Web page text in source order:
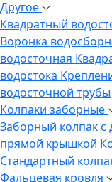
Другое
Квадратный
Воронка
водосточная
водостока
водосточной трубы
Колпаки заборные
Заборный колпак
прямой крышкой
Стандартный
Фальцевая кровля